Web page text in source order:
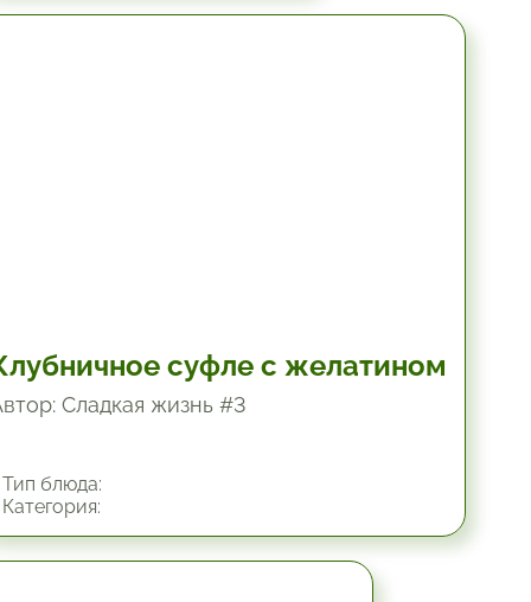
суфле с желатином
Сладкая жизнь #3
блюда: